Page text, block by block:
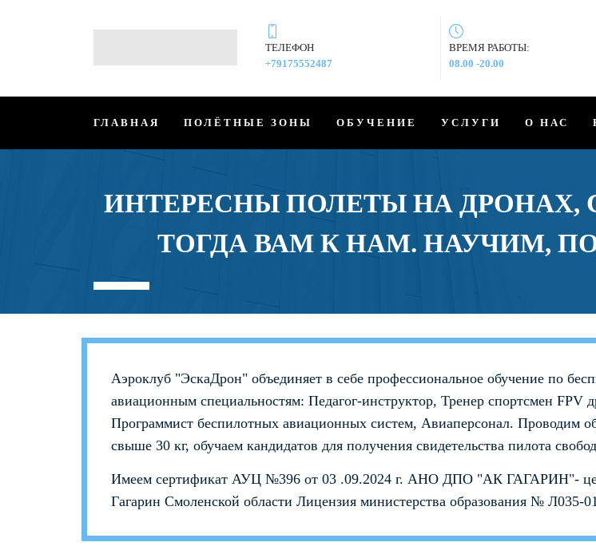
ТЕЛЕФОН
+79175552487
ВРЕМЯ РАБОТЫ:
08.00 -20.00
ГЛАВНАЯ ПОЛЁТНЫЕ ЗОНЫ ОБУЧЕНИЕ УСЛУГИ О НАС
ИНТЕРЕСНЫ ПОЛЕТЫ НА ДРОНАХ,
ТОГДА ВАМ К НАМ. НАУЧИМ,
Аэроклуб "ЭскаДрон" объединяет в себе профессиональное обучение по
авиационным специальностям: Педагог-инструктор, Тренер спортсмен FPV
Программист беспилотных авиационных систем, Авиаперсонал. Проводим
свыше 30 кг, обучаем кандидатов для получения свидетельства пилота
Имеем сертификат АУЦ №396 от 03 .09.2024 г. АНО ДПО "АК ГАГАРИН"-
Гагарин Смоленской области Лицензия министерства образования № Л035-